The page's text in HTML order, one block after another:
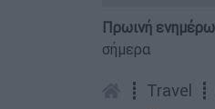
Πρωινή
σήμερα
┋ Travel ┋